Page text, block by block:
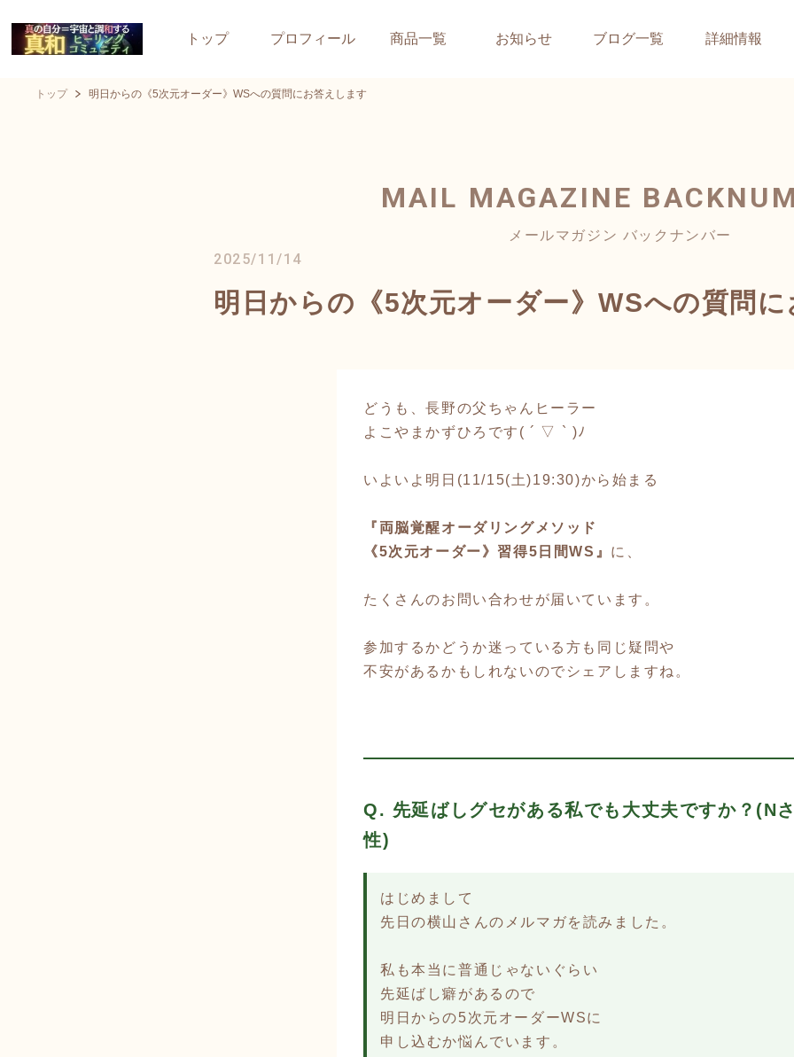
トップ プロフィール 商品一覧 お知らせ ブログ一覧 詳細情報
トップ 明日からの《5次元オーダー》WSへの質問にお答えします
MAIL MAGAZINE
メールマガジン バックナンバー
2025/11/14
明日からの《5次元オーダー》WSへの質問
どうも、長野の父ちゃんヒーラー
よこやまかずひろです( ´ ▽ ` )ﾉ
いよいよ明日(11/15(土)19:30)から始まる
『両脳覚醒オーダリングメソッド
《5次元オーダー》習得5日間WS』 に、
たくさんのお問い合わせが届いています。
参加するかどうか迷っている方も同じ疑問や
不安があるかもしれないのでシェアしますね。
Q. 先延ばしグセがある私でも大丈夫ですか？(N
性)
はじめまして
先日の横山さんのメルマガを読みました。
私も本当に普通じゃないぐらい
先延ばし癖があるので
明日からの5次元オーダーWSに
申し込むか悩んでいます。